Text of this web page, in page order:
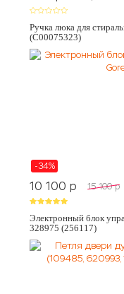
Ручка люка для
(C00075323)
-34%
10 100 p 15 100 p
Электронный блок
328975 (256117)